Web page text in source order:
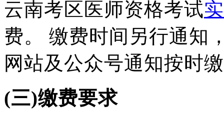
云南考区医师资格考试
费。
缴费时间另行通知
网站及公众号通知按时
(三)缴费要求